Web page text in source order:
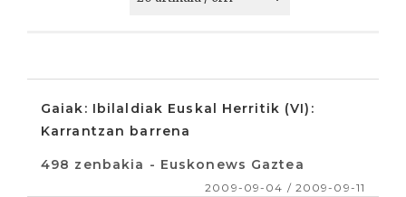
Gaiak: Ibilaldiak Euskal Herritik (VI):
Karrantzan barrena
498 zenbakia - Euskonews Gaztea
2009-09-04 / 2009-09-11